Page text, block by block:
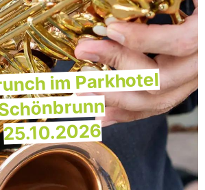
im Parkhotel
25.10.2026